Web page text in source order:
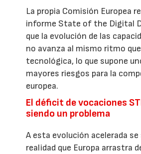
La propia Comisión Europea
informe State of the Digital
que la evolución de las
no avanza al mismo ritmo
tecnológica, lo que supone
mayores riesgos para la
europea.
El déficit de vocaciones
siendo un problema
A esta evolución acelerada se
realidad que Europa arrastra